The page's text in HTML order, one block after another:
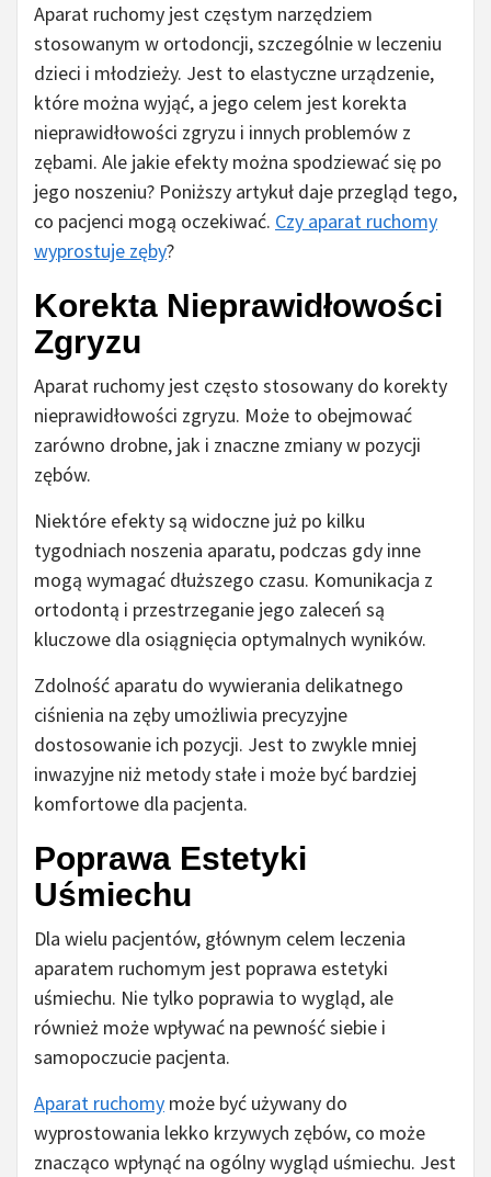
Aparat ruchomy jest częstym narzędziem
stosowanym w ortodoncji, szczególnie w leczeniu
dzieci i młodzieży. Jest to elastyczne urządzenie,
które można wyjąć, a jego celem jest korekta
nieprawidłowości zgryzu i innych problemów z
zębami. Ale jakie efekty można spodziewać się po
jego noszeniu? Poniższy artykuł daje przegląd tego,
co pacjenci mogą oczekiwać. Czy aparat ruchomy
wyprostuje zęby?
Korekta Nieprawidłowości
Zgryzu
Aparat ruchomy jest często stosowany do korekty
nieprawidłowości zgryzu. Może to obejmować
zarówno drobne, jak i znaczne zmiany w pozycji
zębów.
Niektóre efekty są widoczne już po kilku
tygodniach noszenia aparatu, podczas gdy inne
mogą wymagać dłuższego czasu. Komunikacja z
ortodontą i przestrzeganie jego zaleceń są
kluczowe dla osiągnięcia optymalnych wyników.
Zdolność aparatu do wywierania delikatnego
ciśnienia na zęby umożliwia precyzyjne
dostosowanie ich pozycji. Jest to zwykle mniej
inwazyjne niż metody stałe i może być bardziej
komfortowe dla pacjenta.
Poprawa Estetyki
Uśmiechu
Dla wielu pacjentów, głównym celem leczenia
aparatem ruchomym jest poprawa estetyki
uśmiechu. Nie tylko poprawia to wygląd, ale
również może wpływać na pewność siebie i
samopoczucie pacjenta.
Aparat ruchomy może być używany do
wyprostowania lekko krzywych zębów, co może
znacząco wpłynąć na ogólny wygląd uśmiechu. Jest